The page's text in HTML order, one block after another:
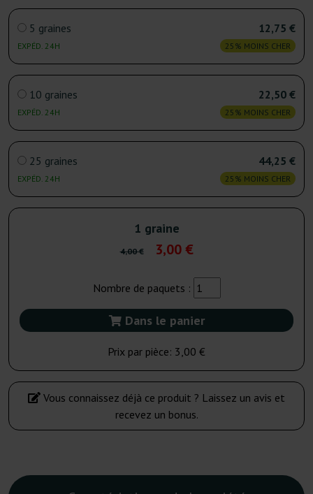
5 graines
EXPÉD. 24H
12,75 €
25% MOINS CHER
10 graines
EXPÉD. 24H
22,50 €
25% MOINS CHER
25 graines
EXPÉD. 24H
44,25 €
25% MOINS CHER
1 graine
4,00 € 3,00 €
Nombre de paquets :
Dans le panier
Prix par pièce: 3,00 €
Vous connaissez déjà ce produit ? Laissez un avis et
recevez un bonus.